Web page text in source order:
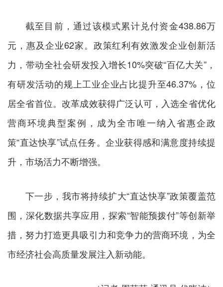
截至目前，通过该模式累计兑付资金438.86万
元，惠及企业62家。政策红利有效激发企业创新活
力，带动全社会研发投入增长10%突破“百亿大关”，
有研发活动的规上工业企业占比提升至46.37%，位
居全省首位。改革成效获得广泛认可，入选全省优化
营商环境典型案例，成为全市唯一纳入省惠企政
策“直达快享”试点任务。企业获得感和满意度持续提
升，市场活力不断增强。
下一步，我市将持续扩大“直达快享”政策覆盖范
围，深化数据共享应用，探索“智能预拨付”等创新举
措，努力打造更具吸引力和竞争力的营商环境，为全
市经济社会高质量发展注入新动能。